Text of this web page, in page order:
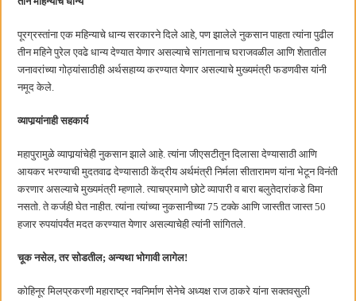
पूरग्रस्तांना एक महिन्याचे धान्य सरकारने दिले आहे, पण झालेले नुकसान पाहता त्यांना पुढील
तीन महिने पुरेल एवढे धान्य देण्यात येणार असल्याचे सांगतानाच घराजवळील आणि शेतातील
जनावरांच्या गोठ्यांसाठीही अर्थसहाय्य करण्यात येणार असल्याचे मुख्यमंत्री फडणवीस यांनी
नमूद केले.
व्यापार्‍यांनाही सहकार्य
महापुरामुळे व्यापार्‍यांचेही नुकसान झाले आहे. त्यांना जीएसटीतून दिलासा देण्यासाठी आणि
आयकर भरण्याची मुदतवाढ देण्यासाठी केंद्रीय अर्थमंत्री निर्मला सीतारामण यांना भेटून विनंती
करणार असल्याचे मुख्यमंत्री म्हणाले. त्याचप्रमाणे छोटे व्यापारी व बारा बलुतेदारांकडे विमा
नसतो. ते कर्जही घेत नाहीत. त्यांना त्यांच्या नुकसानीच्या 75 टक्के आणि जास्तीत जास्त 50
हजार रुपयांपर्यंत मदत करण्यात येणार असल्याचेही त्यांनी सांगितले.
चूक नसेल, तर सोडतील; अन्यथा भोगावी लागेल!
कोहिनूर मिलप्रकरणी महाराष्ट्र नवनिर्माण सेनेचे अध्यक्ष राज ठाकरे यांना सक्तवसुली